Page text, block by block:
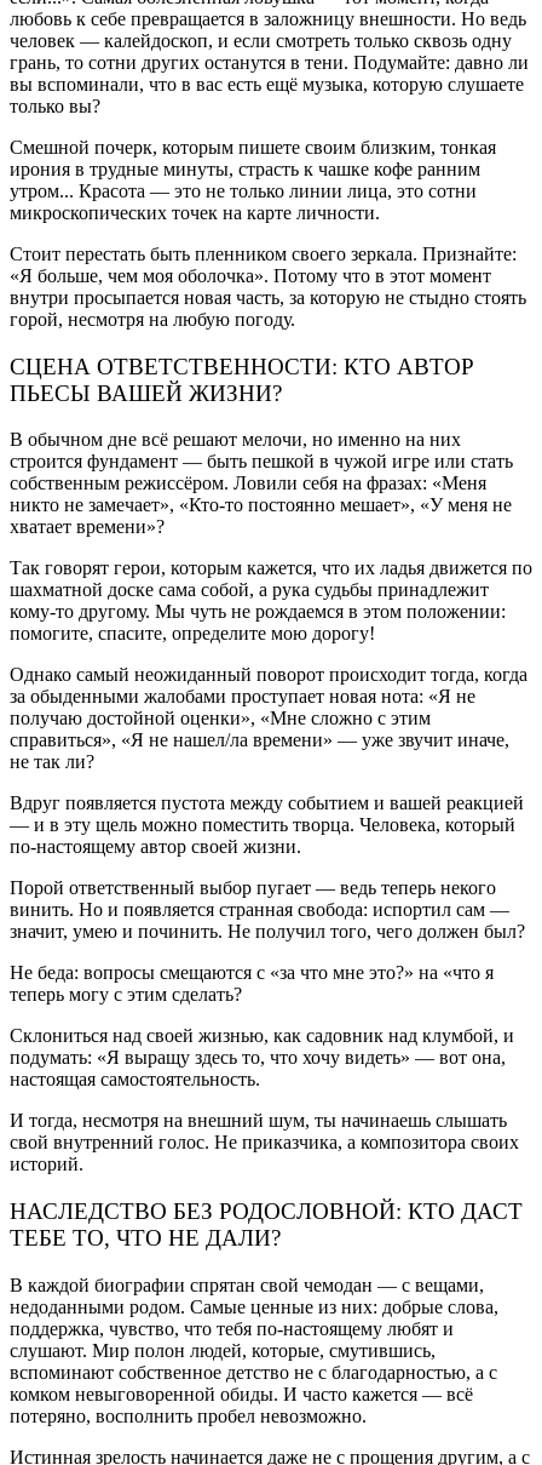
любовь к себе превращается в заложницу внешности. Но ведь
человек — калейдоскоп, и если смотреть только сквозь одну
грань, то сотни других останутся в тени. Подумайте: давно ли
вы вспоминали, что в вас есть ещё музыка, которую слушаете
только вы?
Смешной почерк, которым пишете своим близким, тонкая
ирония в трудные минуты, страсть к чашке кофе ранним
утром... Красота — это не только линии лица, это сотни
микроскопических точек на карте личности.
Стоит перестать быть пленником своего зеркала. Признайте:
«Я больше, чем моя оболочка». Потому что в этот момент
внутри просыпается новая часть, за которую не стыдно стоять
горой, несмотря на любую погоду.️
СЦЕНА ОТВЕТСТВЕННОСТИ: КТО АВТОР
ПЬЕСЫ ВАШЕЙ ЖИЗНИ?
В обычном дне всё решают мелочи, но именно на них
строится фундамент — быть пешкой в чужой игре или стать
собственным режиссёром. Ловили себя на фразах: «Меня
никто не замечает», «Кто-то постоянно мешает», «У меня не
хватает времени»?
Так говорят герои, которым кажется, что их ладья движется по
шахматной доске сама собой, а рука судьбы принадлежит
кому-то другому. Мы чуть не рождаемся в этом положении:
помогите, спасите, определите мою дорогу!
Однако самый неожиданный поворот происходит тогда, когда
за обыденными жалобами проступает новая нота: «Я не
получаю достойной оценки», «Мне сложно с этим
справиться», «Я не нашел/ла времени» — уже звучит иначе,
не так ли?
Вдруг появляется пустота между событием и вашей реакцией
— и в эту щель можно поместить творца. Человека, который
по-настоящему автор своей жизни.
Порой ответственный выбор пугает — ведь теперь некого
винить. Но и появляется странная свобода: испортил сам —
значит, умею и починить. Не получил того, чего должен был?
Не беда: вопросы смещаются с «за что мне это?» на «что я
теперь могу с этим сделать?
Склониться над своей жизнью, как садовник над клумбой, и
подумать: «Я выращу здесь то, что хочу видеть» — вот она,
настоящая самостоятельность.
И тогда, несмотря на внешний шум, ты начинаешь слышать
свой внутренний голос. Не приказчика, а композитора своих
историй.
НАСЛЕДСТВО БЕЗ РОДОСЛОВНОЙ: КТО ДАСТ
ТЕБЕ ТО, ЧТО НЕ ДАЛИ?
В каждой биографии спрятан свой чемодан — с вещами,
недоданными родом. Самые ценные из них: добрые слова,
поддержка, чувство, что тебя по-настоящему любят и
слушают. Мир полон людей, которые, смутившись,
вспоминают собственное детство не с благодарностью, а с
комком невыговоренной обиды. И часто кажется — всё
потеряно, восполнить пробел невозможно.
Истинная зрелость начинается даже не с прощения другим, а с